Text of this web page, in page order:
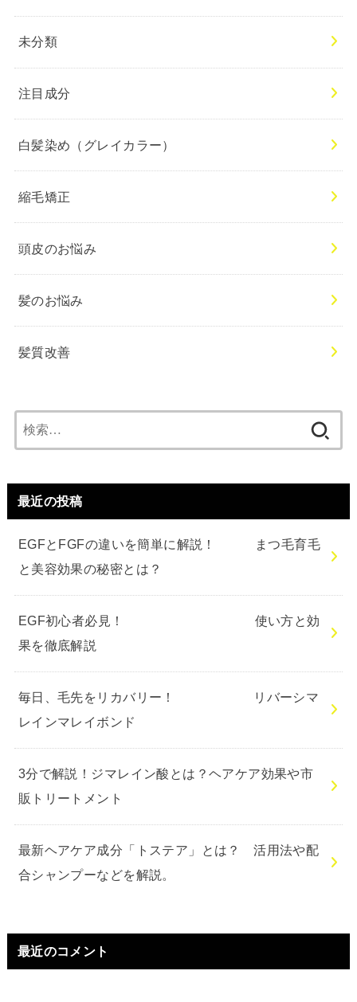
未分類
注目成分
白髪染め（グレイカラー）
縮毛矯正
頭皮のお悩み
髪のお悩み
髪質改善
索:
最近の投稿
EGFとFGFの違いを簡単に解説！ まつ毛育毛
と美容効果の秘密とは？
EGF初心者必見！ 使い方と効
果を徹底解説
毎日、毛先をリカバリー！ リバーシマ
レインマレイボンド
3分で解説！ジマレイン酸とは？ヘアケア効果や市
販トリートメント
最新ヘアケア成分「トステア」とは？ 活用法や配
合シャンプーなどを解説。
最近のコメント